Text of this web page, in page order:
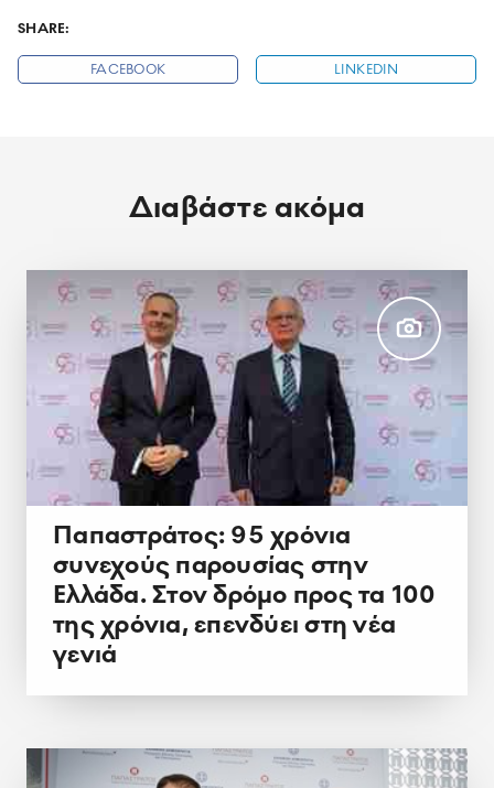
SHARE:
FACEBOOK LINKEDIN
Διαβάστε ακόμα
Παπαστράτος: 95 χρόνια
συνεχούς παρουσίας στην
Ελλάδα. Στον δρόμο προς τα 100
της χρόνια, επενδύει στη νέα
γενιά